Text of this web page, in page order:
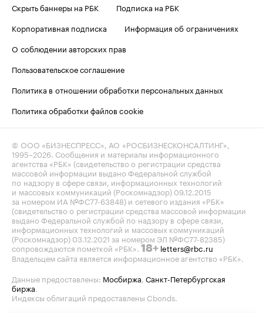
Скрыть баннеры на РБК
Подписка на РБК
Корпоративная подписка
Информация об ограничениях
О соблюдении авторских прав
Пользовательское соглашение
Политика в отношении обработки персональных данных
Политика обработки файлов cookie
© ООО «БИЗНЕСПРЕСС», АО «РОСБИЗНЕСКОНСАЛТИНГ»,
1995–2026 . Сообщения и материалы информационного
агентства «РБК» (свидетельство о регистрации средства
массовой информации выдано Федеральной службой
по надзору в сфере связи, информационных технологий
и массовых коммуникаций (Роскомнадзор) 09.12.2015
за номером ИА №ФС77-63848) и сетевого издания «РБК»
(свидетельство о регистрации средства массовой информации
выдано Федеральной службой по надзору в сфере связи,
информационных технологий и массовых коммуникаций
(Роскомнадзор) 03.12.2021 за номером ЭЛ №ФС77-82385)
сопровождаются пометкой «РБК». 18+ letters@rbc.ru
Владельцем сайта является информационное агентство «РБК».
Данные предоставлены: Мосбиржа Санкт-Петербургская
биржа
Индексы облигаций предоставлены Cbonds.